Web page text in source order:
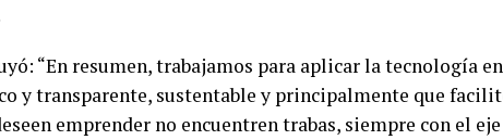
“En resumen, trabajamos para aplicar la tecnología
y transparente, sustentable y principalmente que
emprender no encuentren trabas, siempre con el eje